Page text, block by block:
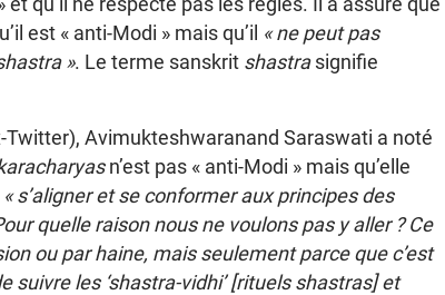
est « anti-Modi » mais qu’il « ne peut pas
». Le terme sanskrit shastrasignifie
Twitter), Avimukteshwaranand Saraswati a noté
n’est pas « anti-Modi » mais qu’elle
« s’aligner et se conformer aux principes des
quelle raison nous ne voulons pas y aller ? Ce
ou par haine, mais seulement parce que c’est
suivre les ‘shastra-vidhi’ [rituels shastras] et